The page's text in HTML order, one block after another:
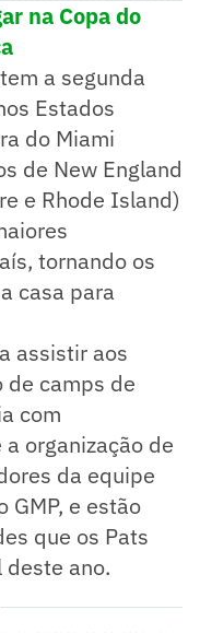
na Copa do
a segunda
Estados
do Miami
de New England
e Rhode Island)
tornando os
casa para
assistir aos
de camps de
com
organização de
da equipe
e estão
que os Pats
deste ano.